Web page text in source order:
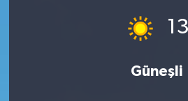
13
Güneşli